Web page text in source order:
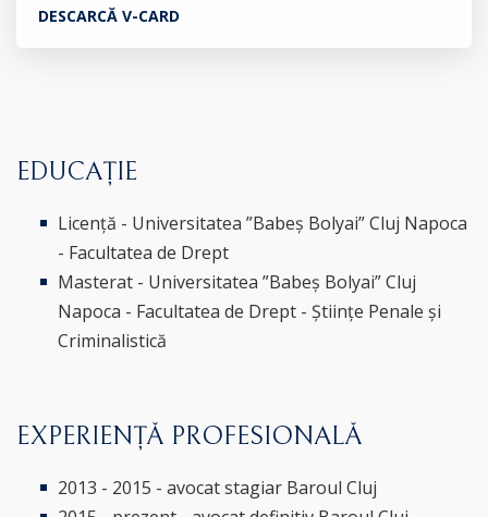
DESCARCĂ V-CARD
EDUCAȚIE
Licență - Universitatea ”Babeș Bolyai” Cluj Napoca
- Facultatea de Drept
Masterat - Universitatea ”Babeș Bolyai” Cluj
Napoca - Facultatea de Drept - Științe Penale și
Criminalistică
EXPERIENȚĂ PROFESIONALĂ
2013 - 2015 - avocat stagiar Baroul Cluj